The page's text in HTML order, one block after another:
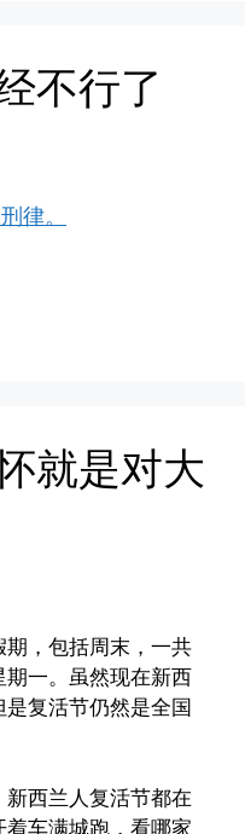
不行了
律。
就是对大
，包括周末，一共
期一。虽然现在新西
复活节仍然是全国
西兰人复活节都在
车满城跑，看哪家